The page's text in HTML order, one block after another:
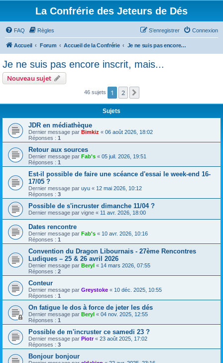
La Confrérie des Jeteurs de Dés
FAQ Règles Connexion
S’enregistrer
Accueil Forum Accueil de la Confrérie Je ne suis pas encore inscrit, mais...
Je ne suis pas encore inscrit, mais...
Nouveau sujet
46 sujets 1 2
Sujets
JDR en médiathèque
Dernier message par Bimkiz « 06 août 2026, 18:02
Réponses : 1
Retour aux sources
Dernier message par Fab's « 05 juil. 2026, 19:51
Réponses : 1
Est-il possible de faire une scéance d'essai le week-end 16-
17/05 ?
Dernier message par uyu « 12 mai 2026, 10:12
Réponses : 3
Possible de s'incruster dimanche 11/04 ?
Dernier message par vigne « 11 avr. 2026, 18:00
Dates rencontre
Dernier message par Fab's « 10 avr. 2026, 10:16
Réponses : 1
Convention du Dragon Libournais - 27ème Rencontres
Ludiques – 25 & 26 avril 2026
Dernier message par Beryl « 14 mars 2026, 07:55
Réponses : 2
Conteur
Dernier message par Greystoke « 10 déc. 2025, 10:55
Réponses : 1
On fatigue le dos à force de jeter les dés
Dernier message par Beryl « 04 nov. 2025, 12:55
Réponses : 1
Possible de m'incruster ce samedi 23 ?
Dernier message par Piotr« 23 août 2025, 17:02
Réponses : 3
Bonjour bonjour